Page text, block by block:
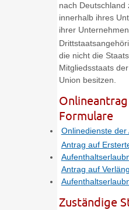
nach Deutschland
innerhalb ihres
ihrer
die nicht die
Mitgliedsstaats
Union besitzen.
Formulare
Onlinedienste
Antrag auf
Antrag auf
Zuständige